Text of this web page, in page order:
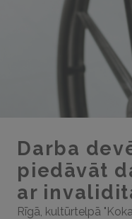
Darba
piedāvāt
ar
Rīgā, kultūrtelpā